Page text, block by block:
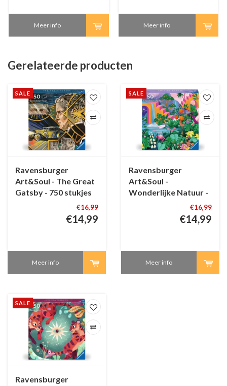
Meer info Meer info
Gerelateerde producten
SALE
Ravensburger
Art&Soul - The Great
Gatsby - 750 stukjes
€16,99
€14,99
Meer info
SALE
Ravensburger
Art&Soul -
Wonderlijke Natuur -
€16,99
€14,99
Meer info
SALE
Ravensburger